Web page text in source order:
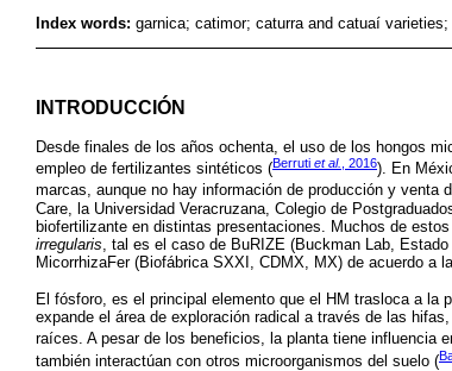
Index words: garnica; catimor; caturra and catuaí
INTRODUCCIÓN
Desde finales de los años ochenta, el uso de los hongos
empleo de fertilizantes sintéticos (Berruti et al. , 2016). En
marcas, aunque no hay información de producción y venta
Care, la Universidad Veracruzana, Colegio de
biofertilizante en distintas presentaciones. Muchos de
irregularis , tal es el caso de BuRIZE (Buckman Lab,
MicorrhizaFer (Biofábrica SXXI, CDMX, MX) de acuerdo a
El fósforo, es el principal elemento que el HM trasloca a la
expande el área de exploración radical a través de las
raíces. A pesar de los beneficios, la planta tiene influencia
también interactúan con otros microorganismos del suelo (